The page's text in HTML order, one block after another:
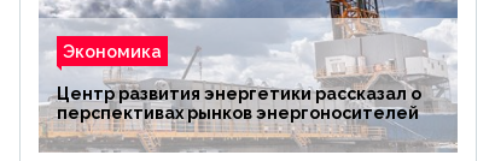
Экономика
Центр развития энергетики рассказал о
перспективах рынков энергоносителей